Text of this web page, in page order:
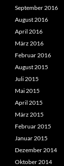
September 2016
August 2016
April 2016
März 2016
Februar 2016
August 2015
Juli 2015
Mai 2015
April 2015
März 2015
Februar 2015
Januar 2015
Dezember 2014
Oktober 2014